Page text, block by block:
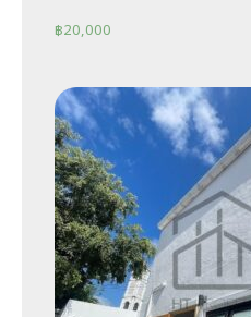
฿20,000